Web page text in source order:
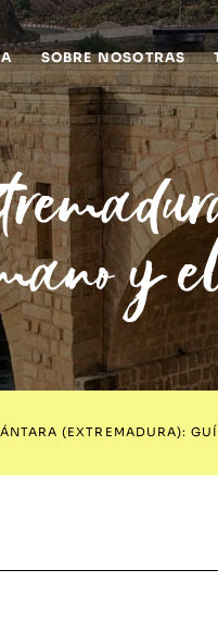
SOBRE NOSOTRAS
y
(EXTREMADURA):